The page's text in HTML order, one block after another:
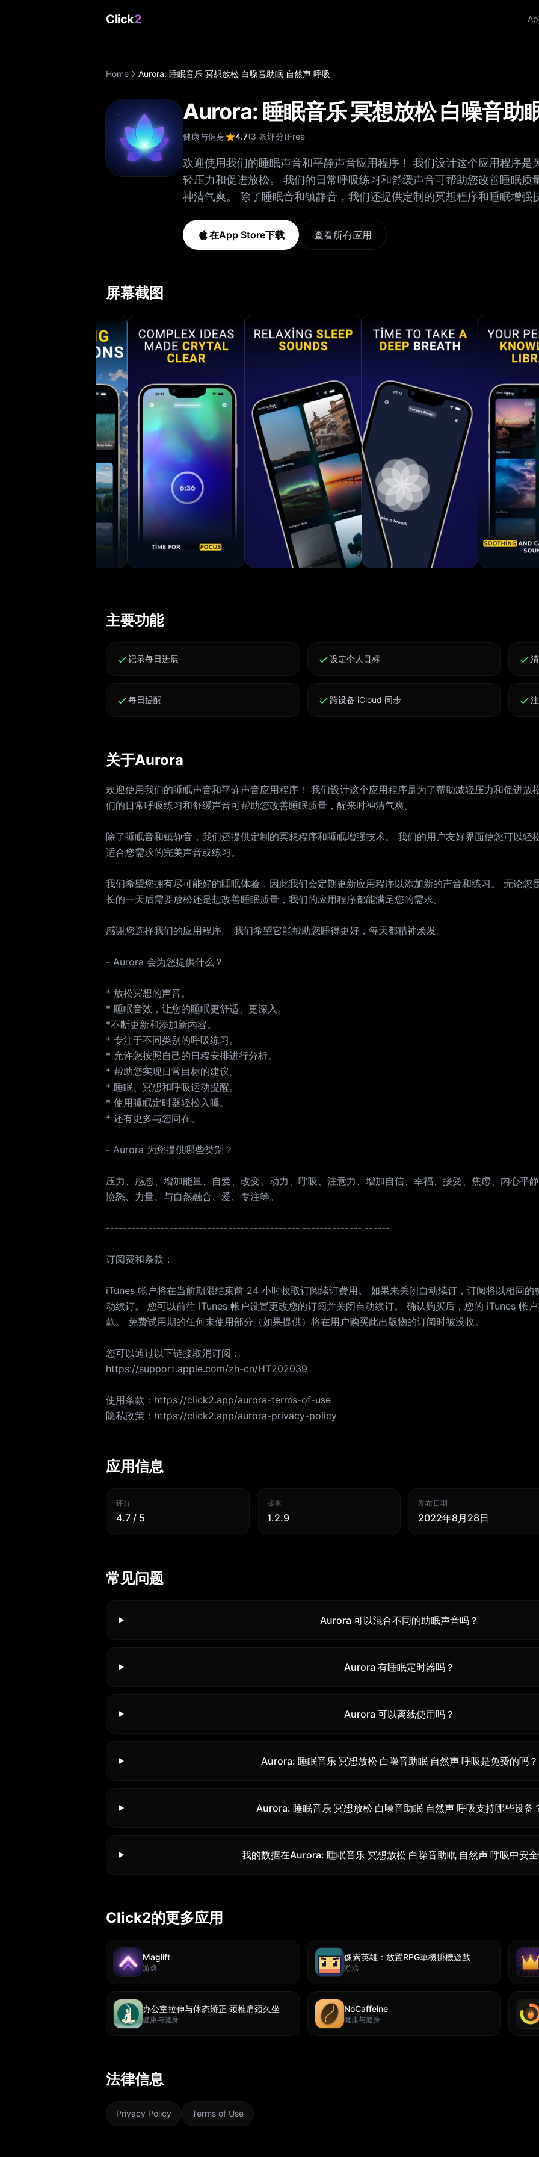
Click2
Home Aurora: 睡眠音乐 冥想放松 白噪音助眠 自然声 呼吸
Aurora: 睡眠音乐 冥想放松 白噪音助
健康与健身 4.7(3 条评分)Free
欢迎使用我们的睡眠声音和平静声音应用程序！ 我们设计这个应用程序是
轻压力和促进放松。 我们的日常呼吸练习和舒缓声音可帮助您改善睡眠质
神清气爽。 除了睡眠音和镇静音，我们还提供定制的冥想程序和睡眠增强技术。 我
尽可能好的睡眠体验，因此我们会定期更新应用程序以添加新的声音和练习
是在漫长的一天后需要放松还是想改善睡眠质量，我们的应用程序都能满足
照自己的日程安排进行分析。 * 帮助您实现日常目标的建议。 * 睡眠、冥
动提醒。 * 使用睡眠定时器轻松入睡。 * 还有更多与您同在。 - Aurora 为您提供哪
些类别？ 压力、感恩、增加能量、自爱、改变、动力、呼吸、注意力、增加自信、幸
福、接受、焦虑、内心平静、控制愤怒、力量、与自然融合、爱、专注等。
------------------------------------- -------------- ------ 订阅费和条款： iTunes
帐户将在当前期限结束前 24 小时收取订阅续订费用。 如果未关闭自动续
以相同的费用自动续订。 您可以前往 iTunes 帐户设置更改您的订阅并关闭
订。 确认购买后，您的 iTunes 帐户将被扣款。 免费试用期的任何未使用
提供）将在用户购买此出版物的订阅时被没收。 您可以通过以下链接取消订阅：
https://support.apple.com/zh-cn/HT202039 使用条款：
https://click2.app/aurora-terms-of-use 隐私政策：https://click2.app/
privacy-policy
在App Store下载 查看所有应用
屏幕截图
主要功能
记录每日进展 设定个人目标
每日提醒 跨设备 iCloud 同步
关于Aurora
欢迎使用我们的睡眠声音和平静声音应用程序！ 我们设计这个应用程序是为了帮助减轻压力和促进放
们的日常呼吸练习和舒缓声音可帮助您改善睡眠质量，醒来时神清气爽。
除了睡眠音和镇静音，我们还提供定制的冥想程序和睡眠增强技术。 我们的用户友好界面使您可以轻
适合您需求的完美声音或练习。
我们希望您拥有尽可能好的睡眠体验，因此我们会定期更新应用程序以添加新的声音和练习。 无论您
长的一天后需要放松还是想改善睡眠质量，我们的应用程序都能满足您的需求。
感谢您选择我们的应用程序。 我们希望它能帮助您睡得更好，每天都精神焕发。
- Aurora 会为您提供什么？
* 放松冥想的声音。
* 睡眠音效，让您的睡眠更舒适、更深入。
*不断更新和添加新内容。
* 专注于不同类别的呼吸练习。
* 允许您按照自己的日程安排进行分析。
* 帮助您实现日常目标的建议。
* 睡眠、冥想和呼吸运动提醒。
* 使用睡眠定时器轻松入睡。
* 还有更多与您同在。
- Aurora 为您提供哪些类别？
压力、感恩、增加能量、自爱、改变、动力、呼吸、注意力、增加自信、幸福、接受、焦虑、内心平
愤怒、力量、与自然融合、爱、专注等。
---------------------------------------------- -------------- ------
订阅费和条款：
iTunes 帐户将在当前期限结束前 24 小时收取订阅续订费用。 如果未关闭自动续订，订阅将以相同的
动续订。 您可以前往 iTunes 帐户设置更改您的订阅并关闭自动续订。 确认购买后，您的 iTunes 帐
款。 免费试用期的任何未使用部分（如果提供）将在用户购买此出版物的订阅时被没收。
您可以通过以下链接取消订阅：
https://support.apple.com/zh-cn/HT202039
使用条款：https://click2.app/aurora-terms-of-use
隐私政策：https://click2.app/aurora-privacy-policy
应用信息
评分
4.7 / 5
版本
1.2.9
发布日期
2022年8月28日
常见问题
Aurora 可以混合不同的助眠声音吗？
Aurora 有睡眠定时器吗？
Aurora 可以离线使用吗？
Aurora: 睡眠音乐 冥想放松 白噪音助眠 自然声 呼吸是免费的吗？
Aurora: 睡眠音乐 冥想放松 白噪音助眠 自然声 呼吸支持哪些设备
我的数据在Aurora: 睡眠音乐 冥想放松 白噪音助眠 自然声 呼吸中安全
Click2的更多应用
Maglift
游戏
像素英雄：放置RPG單機掛機遊戲
游戏
办公室拉伸与体态矫正 颈椎肩颈久坐
健康与健身
NoCaffeine
健康与健身
法律信息
Privacy Policy Terms of Use